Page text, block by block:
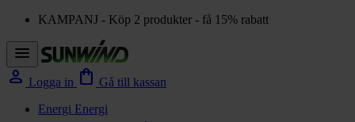
KAMPANJ - Köp 2 produkter - få 15% rabatt
menu
person Logga in shopping_bag Gå till kassan
Energi Energi